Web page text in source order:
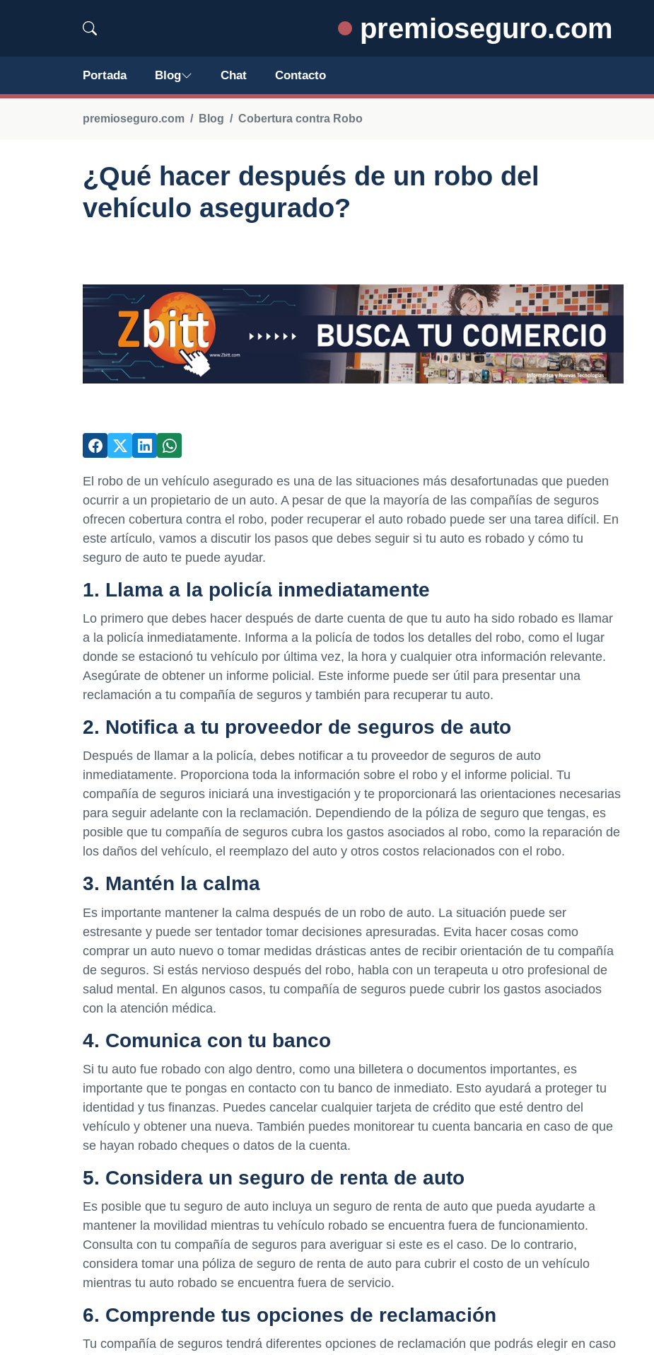
premioseguro.com
Portada Blog Chat Contacto
premioseguro.com Blog Cobertura contra Robo
¿Qué hacer después de un robo del
vehículo asegurado?
El robo de un vehículo asegurado es una de las situaciones más desafortunadas que pueden
ocurrir a un propietario de un auto. A pesar de que la mayoría de las compañías de seguros
ofrecen cobertura contra el robo, poder recuperar el auto robado puede ser una tarea difícil. En
este artículo, vamos a discutir los pasos que debes seguir si tu auto es robado y cómo tu
seguro de auto te puede ayudar.
1. Llama a la policía inmediatamente
Lo primero que debes hacer después de darte cuenta de que tu auto ha sido robado es llamar
a la policía inmediatamente. Informa a la policía de todos los detalles del robo, como el lugar
donde se estacionó tu vehículo por última vez, la hora y cualquier otra información relevante.
Asegúrate de obtener un informe policial. Este informe puede ser útil para presentar una
reclamación a tu compañía de seguros y también para recuperar tu auto.
2. Notifica a tu proveedor de seguros de auto
Después de llamar a la policía, debes notificar a tu proveedor de seguros de auto
inmediatamente. Proporciona toda la información sobre el robo y el informe policial. Tu
compañía de seguros iniciará una investigación y te proporcionará las orientaciones necesarias
para seguir adelante con la reclamación. Dependiendo de la póliza de seguro que tengas, es
posible que tu compañía de seguros cubra los gastos asociados al robo, como la reparación de
los daños del vehículo, el reemplazo del auto y otros costos relacionados con el robo.
3. Mantén la calma
Es importante mantener la calma después de un robo de auto. La situación puede ser
estresante y puede ser tentador tomar decisiones apresuradas. Evita hacer cosas como
comprar un auto nuevo o tomar medidas drásticas antes de recibir orientación de tu compañía
de seguros. Si estás nervioso después del robo, habla con un terapeuta u otro profesional de
salud mental. En algunos casos, tu compañía de seguros puede cubrir los gastos asociados
con la atención médica.
4. Comunica con tu banco
Si tu auto fue robado con algo dentro, como una billetera o documentos importantes, es
importante que te pongas en contacto con tu banco de inmediato. Esto ayudará a proteger tu
identidad y tus finanzas. Puedes cancelar cualquier tarjeta de crédito que esté dentro del
vehículo y obtener una nueva. También puedes monitorear tu cuenta bancaria en caso de que
se hayan robado cheques o datos de la cuenta.
5. Considera un seguro de renta de auto
Es posible que tu seguro de auto incluya un seguro de renta de auto que pueda ayudarte a
mantener la movilidad mientras tu vehículo robado se encuentra fuera de funcionamiento.
Consulta con tu compañía de seguros para averiguar si este es el caso. De lo contrario,
considera tomar una póliza de seguro de renta de auto para cubrir el costo de un vehículo
mientras tu auto robado se encuentra fuera de servicio.
6. Comprende tus opciones de reclamación
Tu compañía de seguros tendrá diferentes opciones de reclamación que podrás elegir en caso